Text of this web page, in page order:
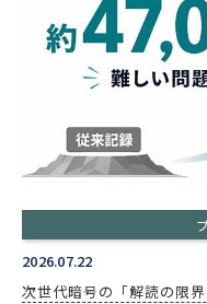
2026.07.22
次世代暗号の「解読の限